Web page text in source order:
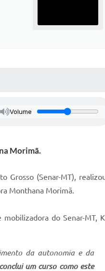
Volume
Morimã.
Grosso (Senar-MT),
Monthana Morimã.
do Senar-MT,
da autonomia e da
um curso como este